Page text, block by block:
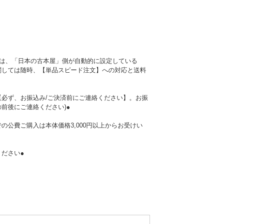
、「日本の古本屋」側が自動的に設定している
ては随時、【単品スピード注文】への対応と送料
ず、お振込み/ご決済前にご連絡ください】。お振
後にご連絡ください)●
公費ご購入は本体価格3,000円以上からお受けい
さい●